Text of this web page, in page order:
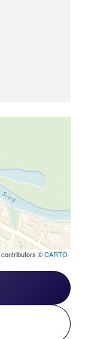
contributors ©CARTO